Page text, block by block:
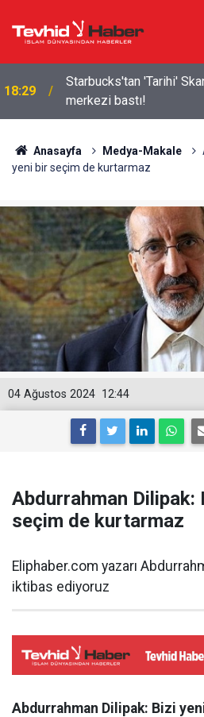
18:29
Starbucks'tan 'Tarihi'
merkezi bastı!
Anasayfa Medya-Makale
yeni bir seçim de kurtarmaz
12:44
04 Ağustos 2024
Abdurrahman Dilipak:
seçim de kurtarmaz
Eliphaber.com yazarı
iktibas ediyoruz
Abdurrahman Dilipak: Bizi